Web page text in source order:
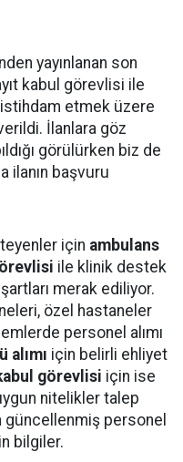
yayınlanan son
kabul görevlisi ile
etmek üzere
İlanlara göz
görülürken biz de
ilanın başvuru
için ambulans
ile klinik destek
şartları merak ediliyor.
özel hastaneler
personel alımı
için belirli ehliyet
görevlisi için ise
nitelikler talep
güncellenmiş personel
bilgiler.